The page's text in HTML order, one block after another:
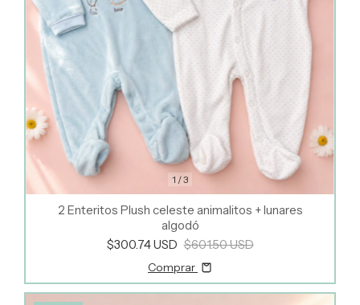
1 /3
2 Enteritos Plush celeste animalitos + lunares
algodó
$300.74 USD $601.50 USD
Comprar